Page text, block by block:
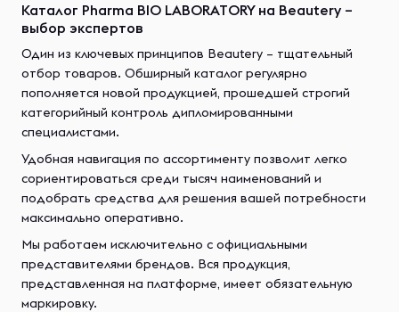
Каталог Pharma BIO LABORATORY на Beautery –
выбор экспертов
Один из ключевых принципов Beautery – тщательный
отбор товаров. Обширный каталог регулярно
пополняется новой продукцией, прошедшей строгий
категорийный контроль дипломированными
специалистами.
Удобная навигация по ассортименту позволит легко
сориентироваться среди тысяч наименований и
подобрать средства для решения вашей потребности
максимально оперативно.
Мы работаем исключительно с официальными
представителями брендов. Вся продукция,
представленная на платформе, имеет обязательную
маркировку.